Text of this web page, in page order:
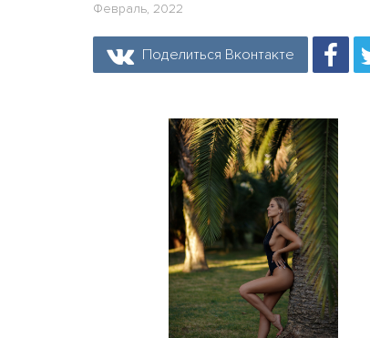
Февраль, 2022
Поделиться Вконтакте